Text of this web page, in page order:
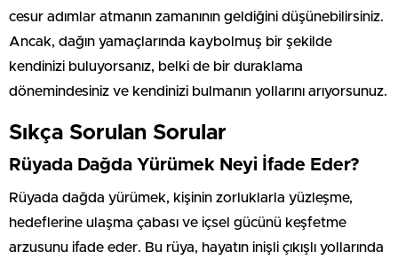
cesur adımlar atmanın zamanının geldiğini düşünebilirsiniz.
Ancak, dağın yamaçlarında kaybolmuş bir şekilde
kendinizi buluyorsanız, belki de bir duraklama
dönemindesiniz ve kendinizi bulmanın yollarını arıyorsunuz.
Sıkça Sorulan Sorular
Rüyada Dağda Yürümek Neyi İfade Eder?
Rüyada dağda yürümek, kişinin zorluklarla yüzleşme,
hedeflerine ulaşma çabası ve içsel gücünü keşfetme
arzusunu ifade eder. Bu rüya, hayatın inişli çıkışlı yollarında